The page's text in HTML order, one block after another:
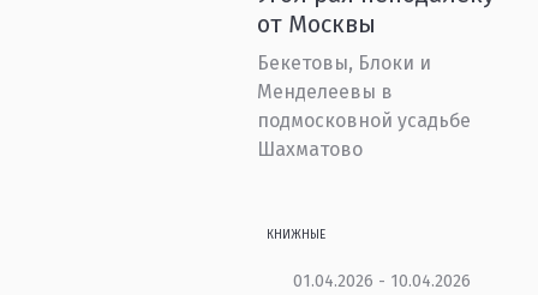
от Москвы
Бекетовы, Блоки и
Менделеевы в
подмосковной усадьбе
Шахматово
КНИЖНЫЕ
01.04.2026 - 10.04.2026